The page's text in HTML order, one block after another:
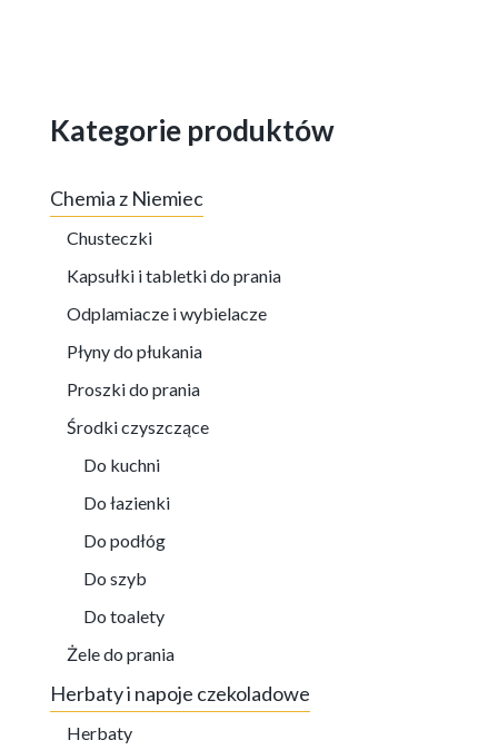
Kategorie produktów
Chemia z Niemiec
Chusteczki
Kapsułki i tabletki do prania
Odplamiacze i wybielacze
Płyny do płukania
Proszki do prania
Środki czyszczące
Do kuchni
Do łazienki
Do podłóg
Do szyb
Do toalety
Żele do prania
Herbaty i napoje czekoladowe
Herbaty